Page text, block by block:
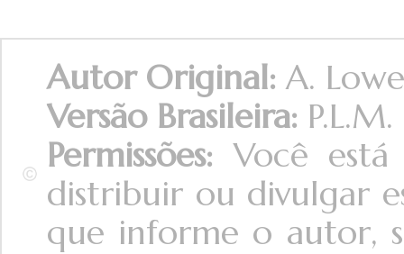
Autor Original:A.
Versão Brasileira: P.L.M.
Permissões:Você
distribuir ou divulgar
que informe o autor,